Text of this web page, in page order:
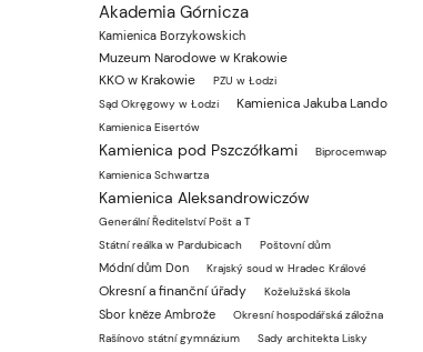
Akademia Górnicza
Kamienica Borzykowskich
Muzeum Narodowe w Krakowie
KKO w Krakowie
PZU w Łodzi
Sąd Okręgowy w Łodzi
Kamienica Jakuba Lando
Kamienica Eisertów
Kamienica pod Pszczółkami
Biprocemwap
Kamienica Schwartza
Kamienica Aleksandrowiczów
Generální Ředitelství Pošt a T
Státní reálka w Pardubicach
Poštovní dům
Módní dům Don Krajský soud w Hradec Králové
Okresní a finanční úřady Koželužská škola
Sbor kněze Ambrože
Okresní hospodářská záložna
Rašínovo státní gymnázium
Sady architekta Lisky